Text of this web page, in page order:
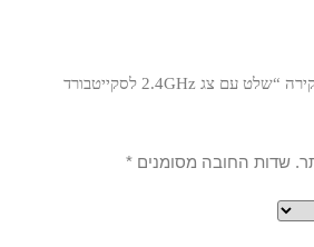
היה הראשון לכתוב סקירה “שלט עם צג 2.4GHz לסקייטבורד
שדות החובה מסומנים*